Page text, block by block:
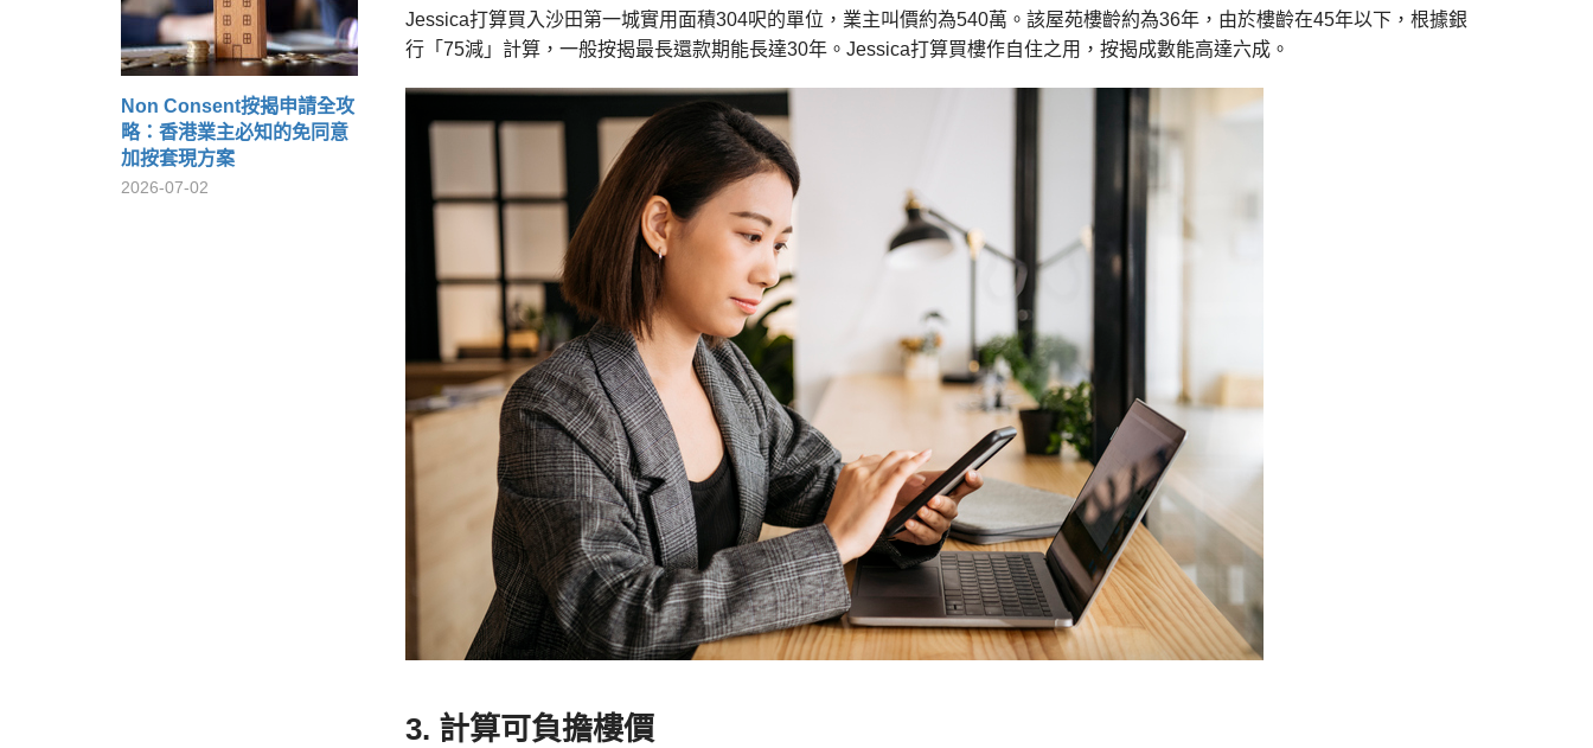
Non Consent按揭申請全攻
略：香港業主必知的免同意
加按套現方案
2026-07-02
Jessica打算買入沙田第一城實用面積304呎的單位，業主叫價約為540萬。該屋苑樓齡約為36年，由於樓齡在45年以下，根據銀
行「75減」計算，一般按揭最長還款期能長達30年。Jessica打算買樓作自住之用，按揭成數能高達六成。
3. 計算可負擔樓價